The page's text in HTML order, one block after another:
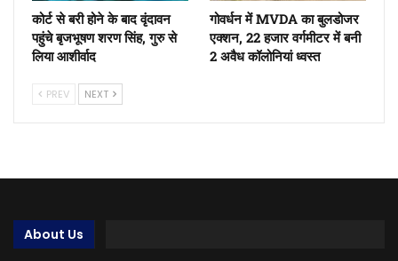
कोर्ट से बरी होने के बाद वृंदावन
पहुंचे बृजभूषण शरण सिंह, गुरु से
लिया आशीर्वाद
गोवर्धन में MVDA का बुलडोजर
एक्शन, 22 हजार वर्गमीटर में बनी
2 अवैध कॉलोनियां ध्वस्त
PREV NEXT
About Us